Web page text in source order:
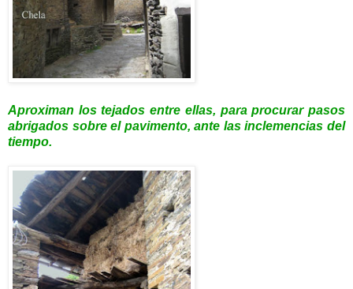
Aproximan los tejados entre ellas, para procurar pasos
abrigados sobre el pavimento, ante las inclemencias del
tiempo.